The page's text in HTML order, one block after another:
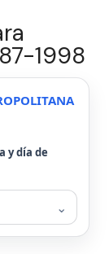
1998
y día de
⌄